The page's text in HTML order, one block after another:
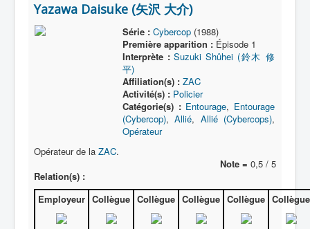
Yazawa Daisuke (矢沢 大介)
Série : Cybercop(1988)
Première apparition :Épisode 1
Interprète : Suzuki Shûhei (鈴木 修
平)
Affiliation(s) : ZAC
Activité(s) : Policier
Catégorie(s) : Entourage, Entourage
(Cybercop),Allié, Allié (Cybercops),
Opérateur
Opérateur de la ZAC.
Note = 0,5 / 5
Relation(s) :
Employeur Collègue Collègue Collègue Collègue Collègue